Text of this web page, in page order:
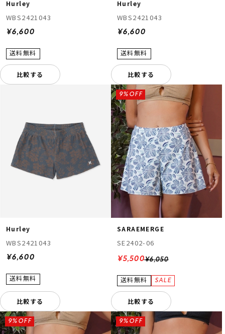
Hurley
WBS2421043
¥6,600
比較する
Hurley
WBS2421043
¥6,600
比較する
Hurley
WBS2421043
¥6,600
比較する
SARAEMERGE
SE2402-06
¥6,050
9%OFF
¥5,500
比較する
9%OFF 9%OFF